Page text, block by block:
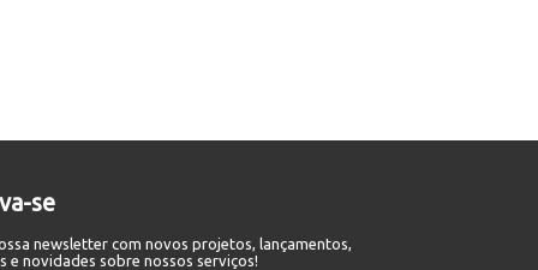
se
newsletter com novos projetos, lançamentos,
e novidades sobre nossos serviços!